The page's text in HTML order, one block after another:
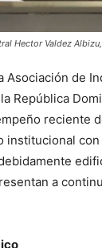
Hector Valdez
Asociación de
República
reciente
institucional
a